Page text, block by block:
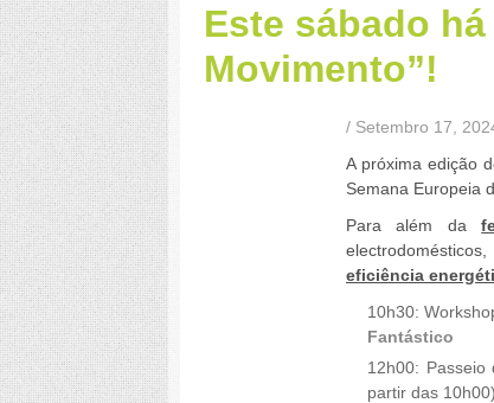
Este sábado
Movimento”!
/ Setembro 17,
A próxima edição
Semana Europeia
Para além da
eficiência
10h30:
Fantástico
12h00:
partir das 10h00)